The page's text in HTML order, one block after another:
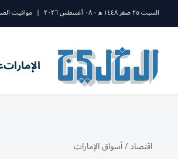
السبت ٢٥ صفر ١٤٤٨ ه - ٠٨ أغسطس ٢٠٢٦ | مواقيت
الإمارات
اقتصاد/أسواق الإمارات